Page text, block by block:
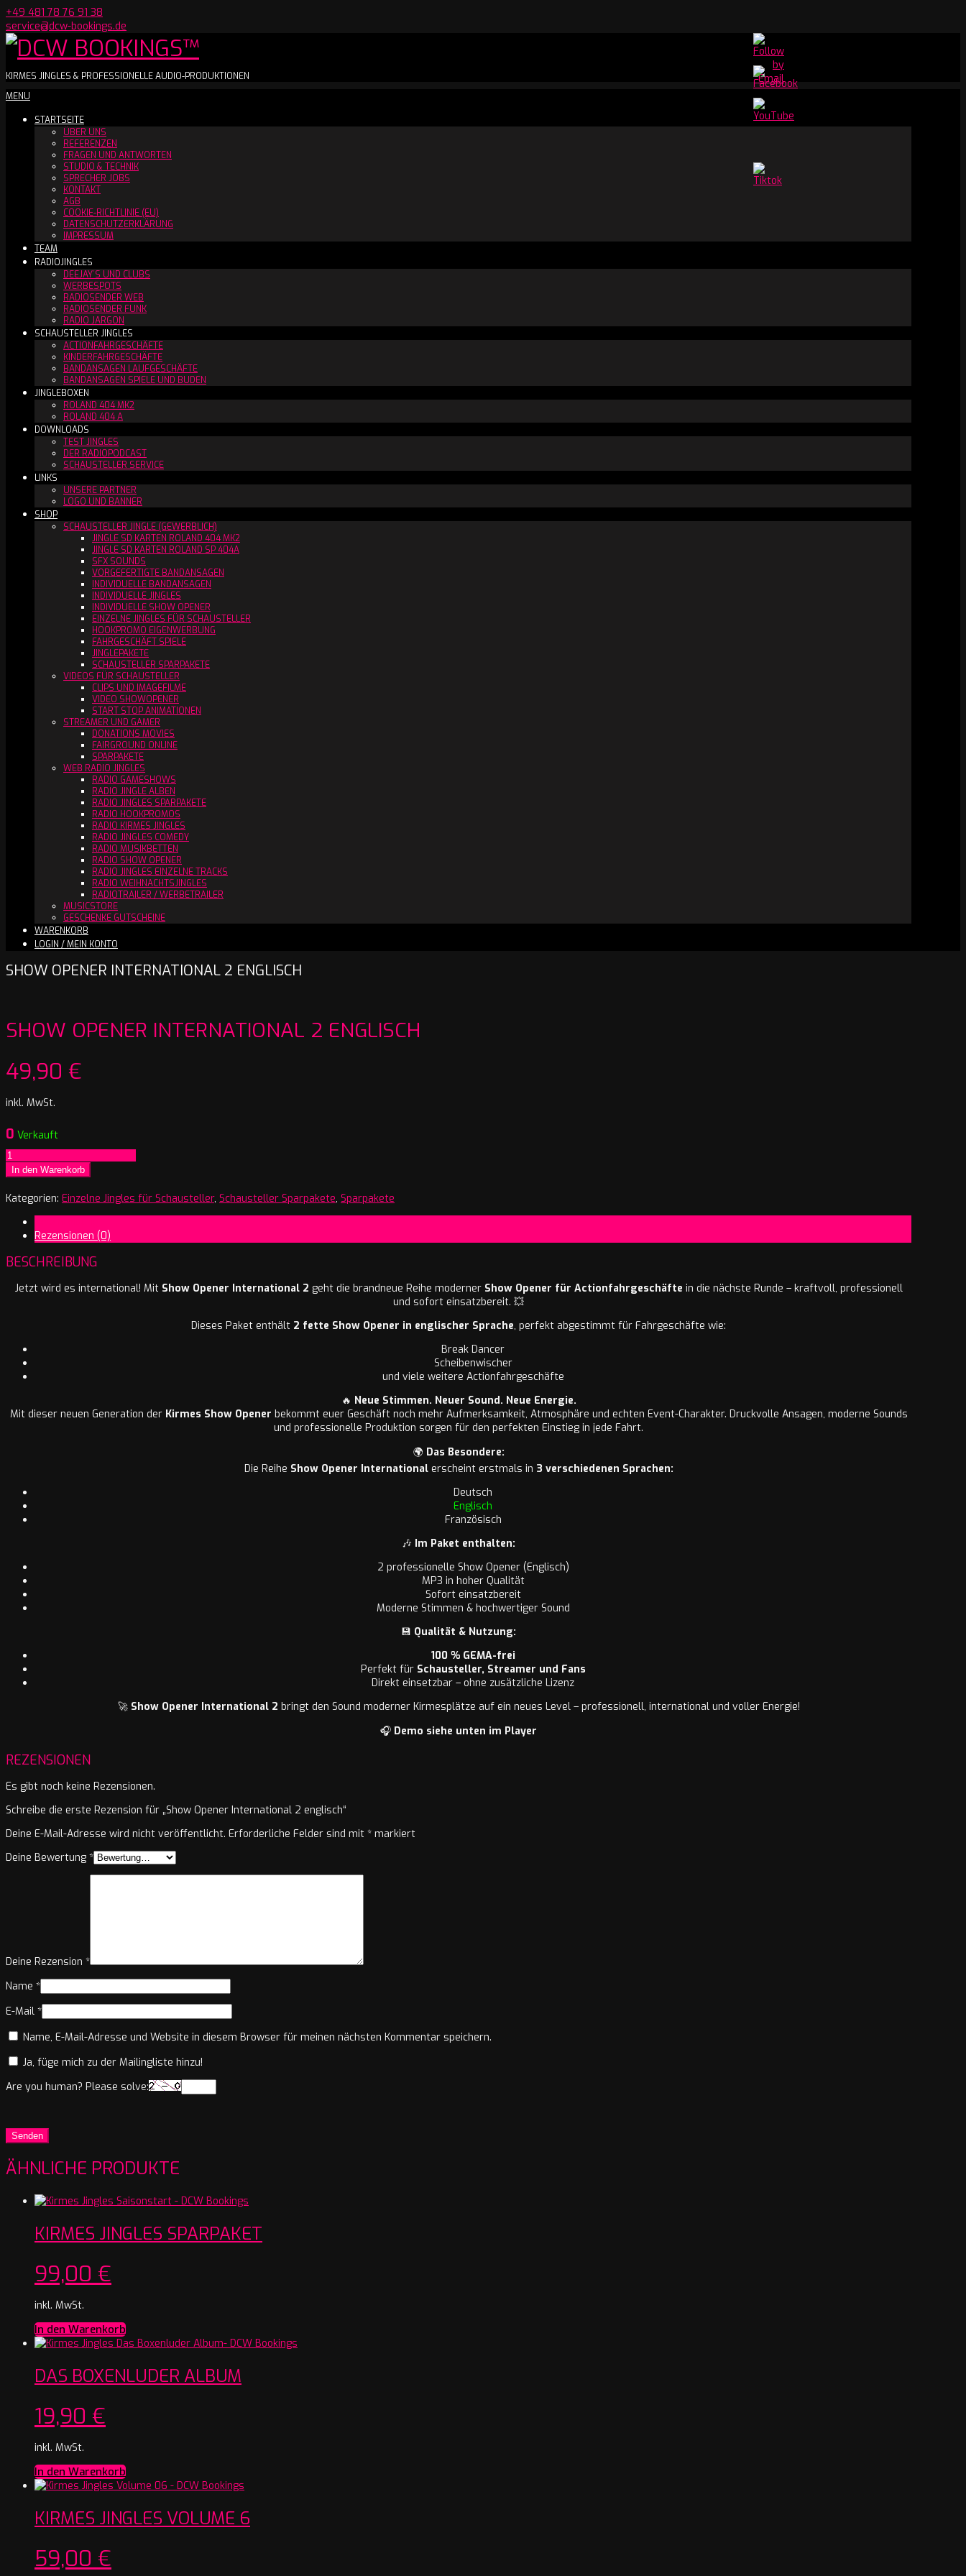
Skip
to
content
+49 481 78 76 91 38
service@dcw-bookings.de
Youtube
Channel
DCW
BOOKINGS™
KIRMES JINGLES & PROFESSIONELLE AUDIO-PRODUKTIONEN
Secondary
Menu
MENU
STARTSEITE
ÜBER UNS
REFERENZEN
FRAGEN UND ANTWORTEN
STUDIO & TECHNIK
SPRECHER JOBS
KONTAKT
AGB
COOKIE-RICHTLINIE (EU)
DATENSCHUTZERKLÄRUNG
IMPRESSUM
TEAM
RADIOJINGLES
DEEJAY´S UND CLUBS
WERBESPOTS
RADIOSENDER WEB
RADIOSENDER FUNK
RADIO JARGON
SCHAUSTELLER JINGLES
ACTIONFAHRGESCHÄFTE
KINDERFAHRGESCHÄFTE
BANDANSAGEN LAUFGESCHÄFTE
BANDANSAGEN SPIELE UND BUDEN
JINGLEBOXEN
ROLAND 404 MK2
ROLAND 404 A
DOWNLOADS
TEST JINGLES
DER RADIOPODCAST
SCHAUSTELLER SERVICE
LINKS
UNSERE PARTNER
LOGO UND BANNER
SHOP
SCHAUSTELLER JINGLE (GEWERBLICH)
JINGLE SD KARTEN ROLAND 404 MK2
JINGLE SD KARTEN ROLAND SP 404A
SFX SOUNDS
VORGEFERTIGTE BANDANSAGEN
INDIVIDUELLE BANDANSAGEN
INDIVIDUELLE JINGLES
INDIVIDUELLE SHOW OPENER
EINZELNE JINGLES FÜR SCHAUSTELLER
HOOKPROMO EIGENWERBUNG
FAHRGESCHÄFT SPIELE
JINGLEPAKETE
SCHAUSTELLER SPARPAKETE
VIDEOS FÜR SCHAUSTELLER
CLIPS UND IMAGEFILME
VIDEO SHOWOPENER
START STOP ANIMATIONEN
STREAMER UND GAMER
DONATIONS MOVIES
FAIRGROUND ONLINE
SPARPAKETE
WEB RADIO JINGLES
RADIO GAMESHOWS
RADIO JINGLE ALBEN
RADIO JINGLES SPARPAKETE
RADIO HOOKPROMOS
RADIO KIRMES JINGLES
RADIO JINGLES COMEDY
RADIO MUSIKBETTEN
RADIO SHOW OPENER
RADIO JINGLES EINZELNE TRACKS
RADIO WEIHNACHTSJINGLES
RADIOTRAILER / WERBETRAILER
MUSICSTORE
GESCHENKE GUTSCHEINE
WARENKORB
LOGIN / MEIN KONTO
SHOW OPENER INTERNATIONAL 2 ENGLISCH
SHOW OPENER INTERNATIONAL 2 ENGLISCH
49,90 €
inkl. MwSt.
0 Verkauft
Show
Opener
International
2
Menge
In den Warenkorb
Kategorien: Einzelne Jingles für Schausteller, Schausteller Sparpakete, Sparpakete
Rezensionen (0)
BESCHREIBUNG
Jetzt wird es international! Mit Show Opener International 2 geht die brandneue Reihe moderner Show Opener für Actionfahrgeschäfte in die nächste Runde – kraftvoll, professionell
und sofort einsatzbereit. 💥
Dieses Paket enthält 2 fette Show Opener in englischer Sprache, perfekt abgestimmt für Fahrgeschäfte wie:
Break Dancer
Scheibenwischer
und viele weitere Actionfahrgeschäfte
🔥 Neue Stimmen. Neuer Sound. Neue Energie.
Mit dieser neuen Generation der Kirmes Show Opener bekommt euer Geschäft noch mehr Aufmerksamkeit, Atmosphäre und echten Event-Charakter. Druckvolle Ansagen, moderne Sounds
und professionelle Produktion sorgen für den perfekten Einstieg in jede Fahrt.
🌍 Das Besondere:
Die Reihe Show Opener Internationalerscheint erstmals in 3 verschiedenen Sprachen:
Deutsch
Englisch
Französisch
🎶 Im Paket enthalten:
2 professionelle Show Opener (Englisch)
MP3 in hoher Qualität
Sofort einsatzbereit
Moderne Stimmen & hochwertiger Sound
💾 Qualität & Nutzung:
100 % GEMA-frei
Perfekt für Schausteller, Streamer und Fans
Direkt einsetzbar – ohne zusätzliche Lizenz
🚀 Show Opener International 2 bringt den Sound moderner Kirmesplätze auf ein neues Level – professionell, international und voller Energie!
🎧 Demo siehe unten im Player
REZENSIONEN
Es gibt noch keine Rezensionen.
Schreibe die erste Rezension für „Show Opener International 2 englisch“
Deine E-Mail-Adresse wird nicht veröffentlicht. Erforderliche Felder sind mit * markiert
Deine Bewertung *
Deine Rezension *
Name *
E-Mail *
Name, E-Mail-Adresse und Website in diesem Browser für meinen nächsten Kommentar speichern.
Ja, füge mich zu der Mailingliste hinzu!
Are you human? Please solve:
ÄHNLICHE PRODUKTE
KIRMES JINGLES SPARPAKET
99,00 €
inkl. MwSt.
In den Warenkorb
DAS BOXENLUDER ALBUM
19,90 €
inkl. MwSt.
In den Warenkorb
KIRMES JINGLES VOLUME 6
59,00 €